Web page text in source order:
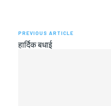
PREVIOUS ARTICLE
हार्दिक बधाई